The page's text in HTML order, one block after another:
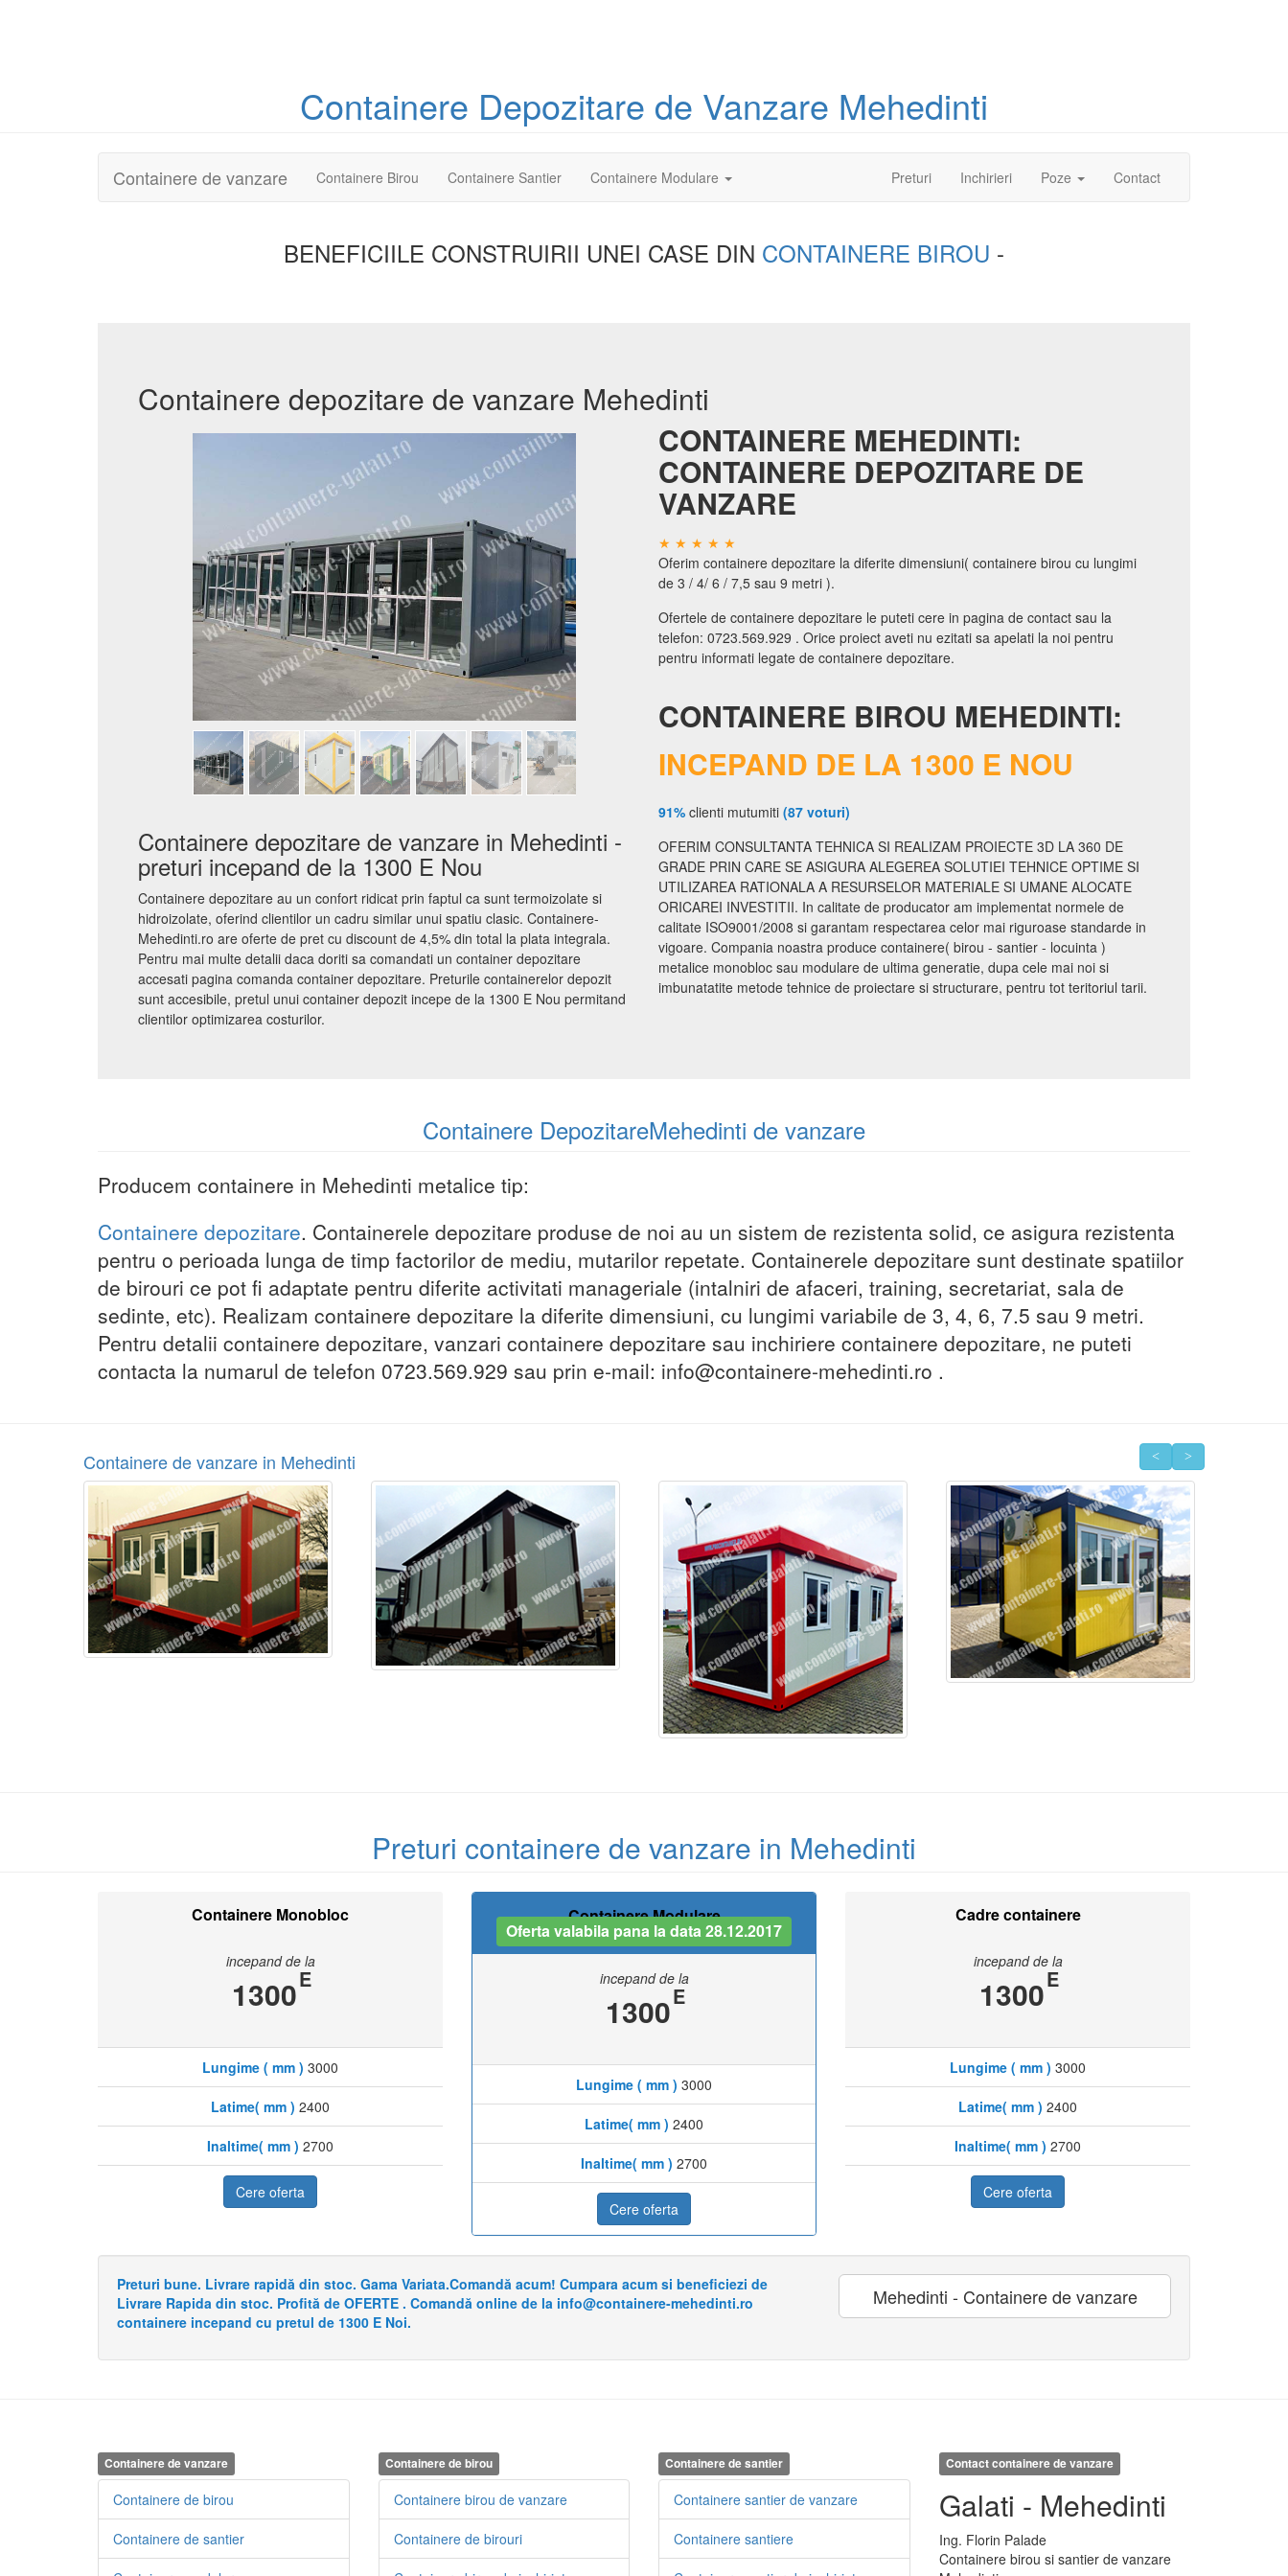
Containere Depozitare de Vanzare Mehedinti
Containere de vanzare Containere Birou Containere Santier Containere Modulare Preturi(current)Inchirieri Poze Contact
BENEFICIILE CONSTRUIRII UNEI CASE DIN CONTAINERE BIROU -
Containere depozitare de vanzare Mehedinti
Containere depozitare de vanzare in Mehedinti -
preturi incepand de la 1300 E Nou
Containere depozitare au un confort ridicat prin faptul ca sunt termoizolate si
hidroizolate, oferind clientilor un cadru similar unui spatiu clasic. Containere-
Mehedinti.ro are oferte de pret cu discount de 4,5% din total la plata integrala.
Pentru mai multe detalii daca doriti sa comandati un container depozitare
accesati pagina comanda container depozitare. Preturile containerelor depozit
sunt accesibile, pretul unui container depozit incepe de la 1300 E Nou permitand
clientilor optimizarea costurilor.
CONTAINERE MEHEDINTI:
CONTAINERE DEPOZITARE DE
VANZARE
Oferim containere depozitare la diferite dimensiuni( containere birou cu lungimi
de 3 / 4/ 6 / 7,5 sau 9 metri ).
Ofertele de containere depozitare le puteti cere in pagina de contact sau la
telefon: 0723.569.929 . Orice proiect aveti nu ezitati sa apelati la noi pentru
pentru informati legate de containere depozitare.
CONTAINERE BIROU MEHEDINTI:
INCEPAND DE LA 1300 E NOU
91% clienti mutumiti (87 voturi)
OFERIM CONSULTANTA TEHNICA SI REALIZAM PROIECTE 3D LA 360 DE
GRADE PRIN CARE SE ASIGURA ALEGEREA SOLUTIEI TEHNICE OPTIME SI
UTILIZAREA RATIONALA A RESURSELOR MATERIALE SI UMANE ALOCATE
ORICAREI INVESTITII. In calitate de producator am implementat normele de
calitate ISO9001/2008 si garantam respectarea celor mai riguroase standarde in
vigoare. Compania noastra produce containere( birou - santier - locuinta )
metalice monobloc sau modulare de ultima generatie, dupa cele mai noi si
imbunatatite metode tehnice de proiectare si structurare, pentru tot teritoriul tarii.
Containere DepozitareMehedinti de vanzare
Producem containere in Mehedinti metalice tip:
Containere depozitare. Containerele depozitare produse de noi au un sistem de rezistenta solid, ce asigura rezistenta
pentru o perioada lunga de timp factorilor de mediu, mutarilor repetate. Containerele depozitare sunt destinate spatiilor
de birouri ce pot fi adaptate pentru diferite activitati manageriale (intalniri de afaceri, training, secretariat, sala de
sedinte, etc). Realizam containere depozitare la diferite dimensiuni, cu lungimi variabile de 3, 4, 6, 7.5 sau 9 metri.
Pentru detalii containere depozitare, vanzari containere depozitare sau inchiriere containere depozitare, ne puteti
contacta la numarul de telefon 0723.569.929 sau prin e-mail: info@containere-mehedinti.ro .
Containere de vanzare in Mehedinti
Preturi containere de vanzare in Mehedinti
Containere Monobloc
incepand de la
1300E
Lungime ( mm ) 3000
Latime( mm ) 2400
Inaltime( mm ) 2700
Cere oferta
Containere Modulare
Oferta valabila pana la data 28.12.2017
incepand de la
1300E
Lungime ( mm ) 3000
Latime( mm ) 2400
Inaltime( mm ) 2700
Cere oferta
Cadre containere
incepand de la
1300E
Lungime ( mm ) 3000
Latime( mm ) 2400
Inaltime( mm ) 2700
Cere oferta
Preturi bune. Livrare rapidă din stoc. Gama Variata.Comandă acum! Cumpara acum si beneficiezi de
Livrare Rapida din stoc. Profită de OFERTE . Comandă online de la info@containere-mehedinti.ro
containere incepand cu pretul de 1300 E Noi.
Mehedinti - Containere de vanzare
Containere de vanzare
Containere de birou
Containere de santier
Containere de birou
Containere birou de vanzare
Containere de birouri
Containere de santier
Containere santier de vanzare
Containere santiere
Contact containere de vanzare
Galati - Mehedinti
Ing. Florin Palade
Containere birou si santier de vanzare